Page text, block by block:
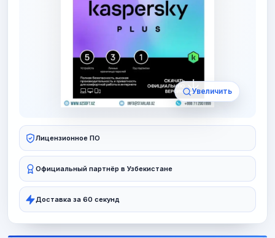
Увеличить
Лицензионное ПО
Официальный партнёр в Узбекистане
Доставка за 60 секунд